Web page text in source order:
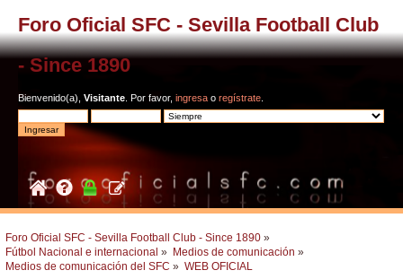
Foro Oficial SFC - Sevilla Football Club
- Since 1890
Bienvenido(a), Visitante . Por favor, ingresa o regístrate
Foro Oficial SFC - Sevilla Football Club - Since 1890 »
Fútbol Nacional e internacional » Medios de comunicación »
Medios de comunicación del SFC » WEB OFICIAL